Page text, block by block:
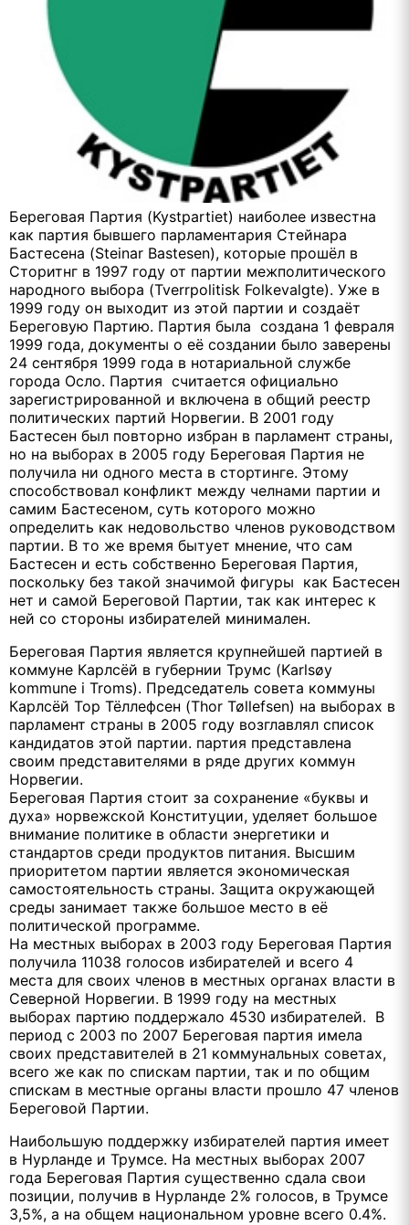
Береговая Партия (Kystpartiet) наиболее известна
как партия бывшего парламентария Стейнара
Бастесена (Steinar Bastesen), которые прошёл в
Сторитнг в 1997 году от партии межполитического
народного выбора (Tverrpolitisk Folkevalgte). Уже в
1999 году он выходит из этой партии и создаёт
Береговую Партию. Партия была создана 1 февраля
1999 года, документы о её создании было заверены
24 сентября 1999 года в нотариальной службе
города Осло. Партия считается официально
зарегистрированной и включена в общий реестр
политических партий Норвегии. В 2001 году
Бастесен был повторно избран в парламент страны,
но на выборах в 2005 году Береговая Партия не
получила ни одного места в стортинге. Этому
способствовал конфликт между челнами партии и
самим Бастесеном, суть которого можно
определить как недовольство членов руководством
партии. В то же время бытует мнение, что сам
Бастесен и есть собственно Береговая Партия,
поскольку без такой значимой фигуры как Бастесен
нет и самой Береговой Партии, так как интерес к
ней со стороны избирателей минимален.
Береговая Партия является крупнейшей партией в
коммуне Карлсёй в губернии Трумс (Karlsøy
kommune i Troms). Председатель совета коммуны
Карлсёй Тор Тёллефсен (Thor Tøllefsen) на выборах в
парламент страны в 2005 году возглавлял список
кандидатов этой партии. партия представлена
своим представителями в ряде других коммун
Норвегии.
Береговая Партия стоит за сохранение «буквы и
духа» норвежской Конституции, уделяет большое
внимание политике в области энергетики и
стандартов среди продуктов питания. Высшим
приоритетом партии является экономическая
самостоятельность страны. Защита окружающей
среды занимает также большое место в её
политической программе.
На местных выборах в 2003 году Береговая Партия
получила 11038 голосов избирателей и всего 4
места для своих членов в местных органах власти в
Северной Норвегии. В 1999 году на местных
выборах партию поддержало 4530 избирателей. В
период с 2003 по 2007 Береговая партия имела
своих представителей в 21 коммунальных советах,
всего же как по спискам партии, так и по общим
спискам в местные органы власти прошло 47 членов
Береговой Партии.
Наибольшую поддержку избирателей партия имеет
в Нурланде и Трумсе. На местных выборах 2007
года Береговая Партия существенно сдала свои
позиции, получив в Нурланде 2% голосов, в Трумсе
3,5%, а на общем национальном уровне всего 0.4%.